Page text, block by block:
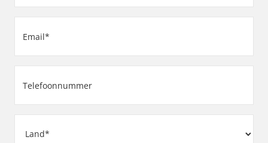
(Vereist)
(Vereist)